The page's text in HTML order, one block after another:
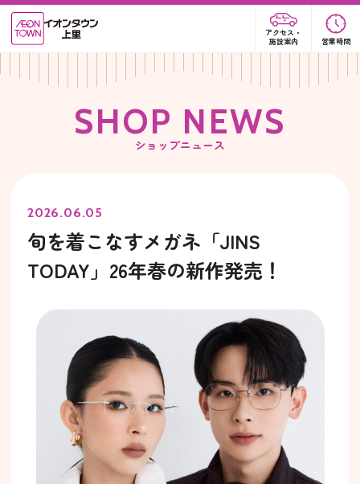
アクセス・
施設案内
営業時間
SHOP NEWS
ショップニュース
2026.06.05
旬を着こなすメガネ「JINS
TODAY」26年春の新作発売！